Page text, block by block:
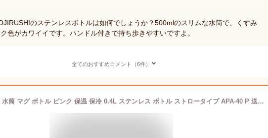
のステンレスボトルは如何でしょうか？500mlのスリムな水筒で、くすみ
色がカワイイです。ハンドル付きで持ち歩きやすいですよ。
全てのおすすめコメント（6件）
ピーコック 水筒 マグ ボトル ピンク 保温 保冷 0.4L ステンレス ボトル ストロータイプ APA-40 P 送料無料